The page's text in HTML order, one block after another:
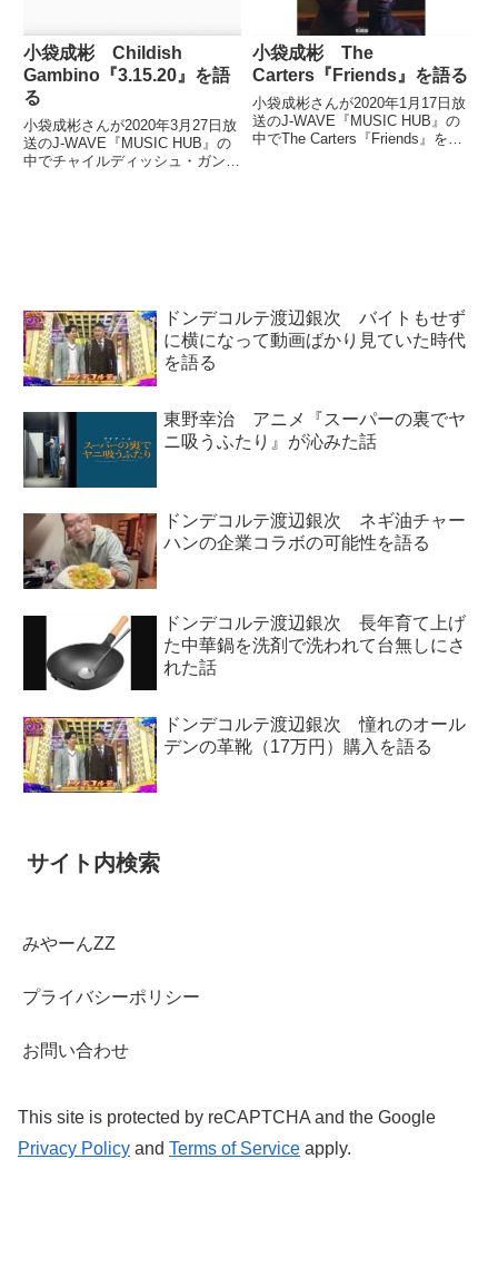
小袋成彬 Childish
Gambino『3.15.20』を語
る
小袋成彬さんが2020年3月27日放
送のJ-WAVE『MUSIC HUB』の
中でチャイルディッシュ・ガンビ
小袋成彬 The
Carters『Friends』を語る
小袋成彬さんが2020年1月17日放
送のJ-WAVE『MUSIC HUB』の
中でThe Carters『Friends』を紹
ドンデコルテ渡辺銀次 バイトもせず
に横になって動画ばかり見ていた時代
を語る
東野幸治 アニメ『スーパーの裏でヤ
ニ吸うふたり』が沁みた話
ドンデコルテ渡辺銀次 ネギ油チャー
ハンの企業コラボの可能性を語る
ドンデコルテ渡辺銀次 長年育て上げ
た中華鍋を洗剤で洗われて台無しにさ
れた話
ドンデコルテ渡辺銀次 憧れのオール
デンの革靴（17万円）購入を語る
サイト内検索
みやーんZZ
プライバシーポリシー
お問い合わせ
This site is protected by reCAPTCHA and the Google
Privacy Policy and Terms of Service apply.